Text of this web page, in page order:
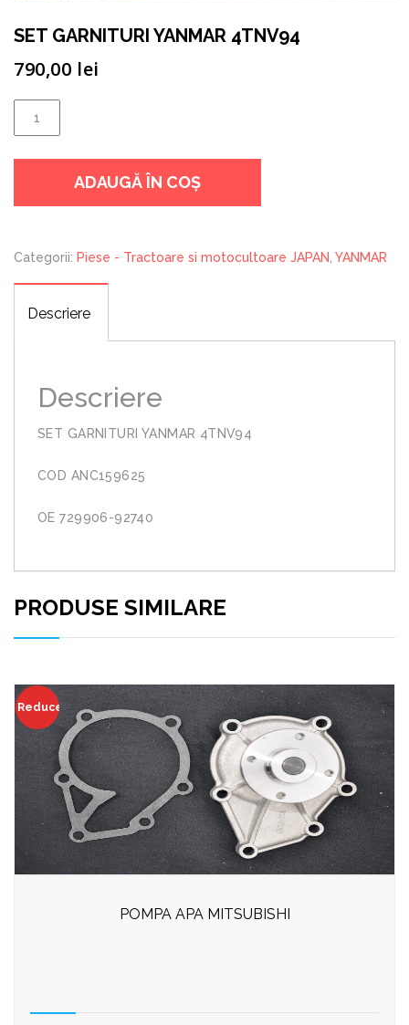
SET GARNITURI YANMAR 4TNV94
790,00 lei
Cantitate
SET
GARNITURI
4TNV94
ADAUGĂ ÎN COȘ
Categorii: Piese - Tractoare si motocultoare JAPAN, YANMAR
Descriere
Descriere
SET GARNITURI YANMAR 4TNV94
COD ANC159625
OE 729906-92740
PRODUSE SIMILARE
Reduceri!
POMPA APA MITSUBISHI